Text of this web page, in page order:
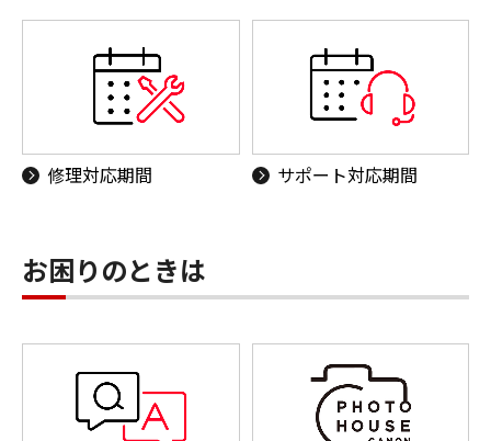
修理対応期間 サポート対応期間
お困りのときは